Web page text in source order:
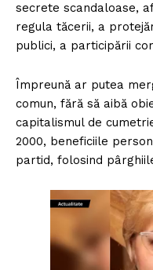
secrete scandaloase,
regula tăcerii, a
publici, a participării
Împreună ar putea
comun, fără să aibă
capitalismul de
2000, beneficiile
partid, folosind